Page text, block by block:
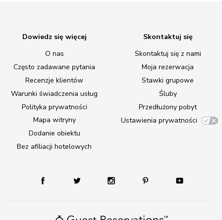
Dowiedz się więcej
O nas
Często zadawane pytania
Recenzje klientów
Warunki świadczenia usług
Polityka prywatności
Mapa witryny
Dodanie obiektu
Bez afiliacji hotelowych
Skontaktuj się
Skontaktuj się z nami
Moja rezerwacja
Stawki grupowe
Śluby
Przedłużony pobyt
Ustawienia prywatności